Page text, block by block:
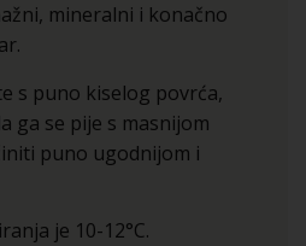
mineralni i konačno
s puno kiselog povrća,
ga se pije s masnijom
puno ugodnijom i
je 10-12°C.